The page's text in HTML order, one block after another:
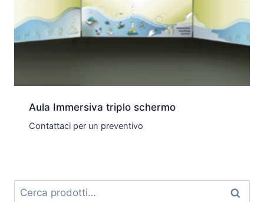
Aula Immersiva triplo schermo
Contattaci per un preventivo
Cerca: Cerca